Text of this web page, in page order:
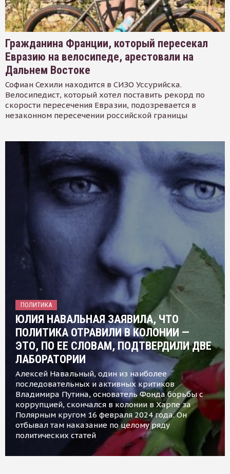
Гражданина Франции, который пересекал
Евразию на велосипеде, арестовали на
Дальнем Востоке
Софиан Сехили находится в СИЗО Уссурийска.
Велосипедист, который хотел поставить рекорд по
скорости пересечения Евразии, подозревается в
незаконном пересечении российской границы
ПОЛИТИКА
ЮЛИЯ НАВАЛЬНАЯ ЗАЯВИЛА, ЧТО
ПОЛИТИКА ОТРАВИЛИ В КОЛОНИИ —
ЭТО, ПО ЕЕ СЛОВАМ, ПОДТВЕРДИЛИ ДВЕ
ЛАБОРАТОРИИ
Алексей Навальный, один из наиболее
последовательных и активных критиков
Владимира Путина, основатель Фонда борьбы с
коррупцией, скончался в колонии в Харпе за
Полярным кругом 16 февраля 2024 года. Он
отбывал там наказание по целому ряду
политических статей